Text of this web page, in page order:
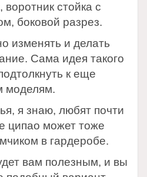
воротник стойка с
боковой разрез.
изменять и делать
Сама идея такого
к еще
моделям.
я знаю, любят почти
ципао может тоже
в гардеробе.
вам полезным, и вы